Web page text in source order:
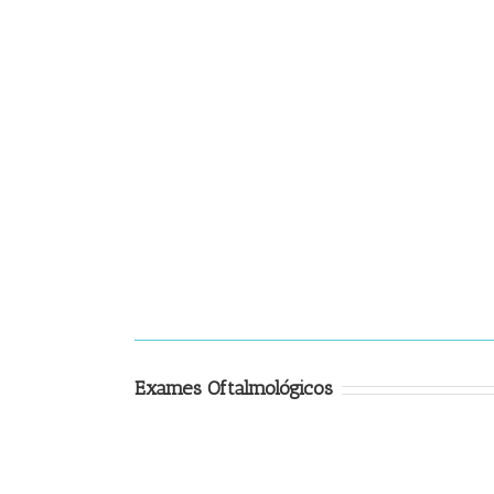
Exames Oftalmológicos